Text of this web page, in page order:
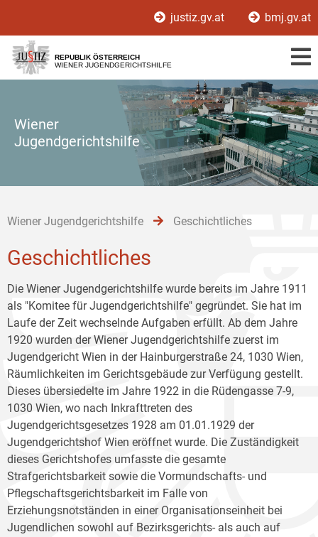
[1]
[2]
[3]
justiz.gv.at bmj.gv.at
REPUBLIK ÖSTERREICH
WIENER JUGENDGERICHTSHILFE
Wiener
Jugendgerichtshilfe
Wiener Jugendgerichtshilfe Geschichtliches
Geschichtliches
Die Wiener Jugendgerichtshilfe wurde bereits im Jahre 1911
als "Komitee für Jugendgerichtshilfe" gegründet. Sie hat im
Laufe der Zeit wechselnde Aufgaben erfüllt. Ab dem Jahre
1920 wurden der Wiener Jugendgerichtshilfe zuerst im
Jugendgericht Wien in der Hainburgerstraße 24, 1030 Wien,
Räumlichkeiten im Gerichtsgebäude zur Verfügung gestellt.
Dieses übersiedelte im Jahre 1922 in die Rüdengasse 7-9,
1030 Wien, wo nach Inkrafttreten des
Jugendgerichtsgesetzes 1928 am 01.01.1929 der
Jugendgerichtshof Wien eröffnet wurde. Die Zuständigkeit
dieses Gerichtshofes umfasste die gesamte
Strafgerichtsbarkeit sowie die Vormundschafts- und
Pflegschaftsgerichtsbarkeit im Falle von
Erziehungsnotständen in einer Organisationseinheit bei
Jugendlichen sowohl auf Bezirksgerichts- als auch auf